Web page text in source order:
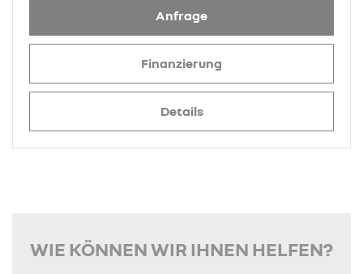
Anfrage
Finanzierung
Details
WIE KÖNNEN WIR IHNEN HELFEN?